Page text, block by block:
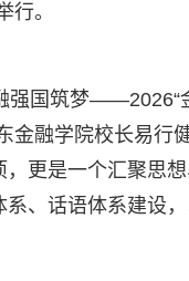
行。
强国筑梦
金融学院校长易行
更是一个汇聚思
、话语体系建设